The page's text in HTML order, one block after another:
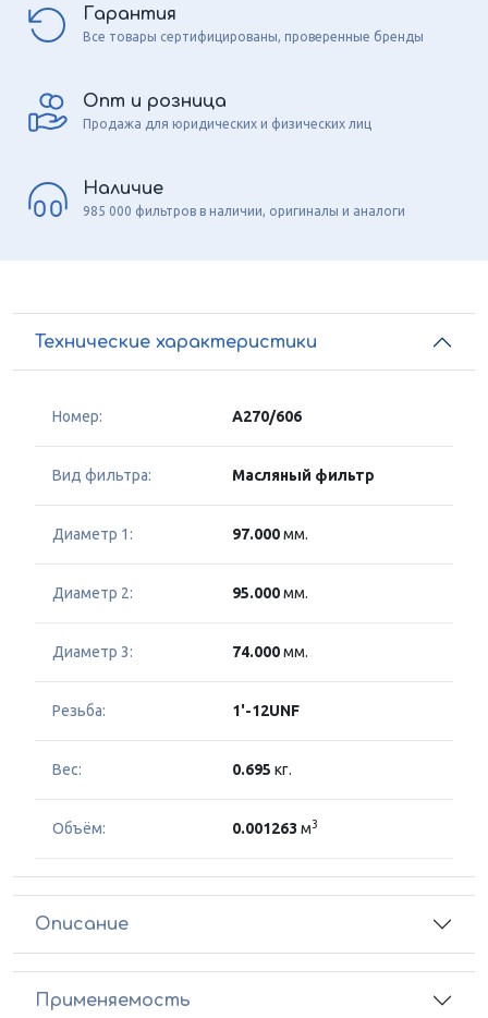
Гарантия
Все товары сертифицированы, проверенные бренды
Опт и розница
Продажа для юридических и физических лиц
Наличие
985 000 фильтров в наличии, оригиналы и аналоги
Технические характеристики
Номер: A270/606
Вид фильтра: Масляный фильтр
Диаметр 1: 97.000мм.
Диаметр 2: 95.000мм.
Диаметр 3: 74.000мм.
Резьба: 1'-12UNF
Вес: 0.695 кг.
Объём: 0.001263 м3
Описание
Применяемость